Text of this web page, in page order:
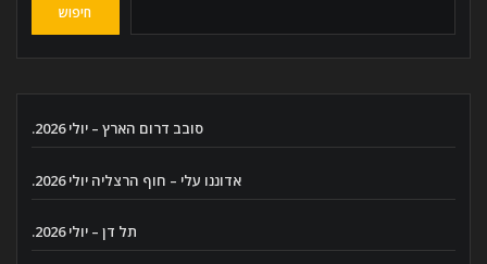
חיפוש
סובב דרום הארץ – יולי 2026.
אדוננו עלי – חוף הרצליה יולי 2026.
תל דן – יולי 2026.